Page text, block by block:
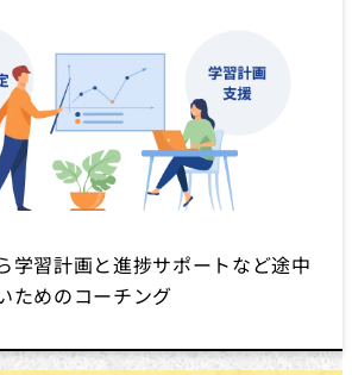
学習計画と進捗サポートなど途中
ためのコーチング